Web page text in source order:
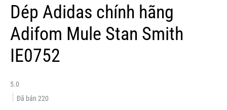
Dép Adidas chính hãng
Adifom Mule Stan Smith
IE0752
5.0
Đã bán 220